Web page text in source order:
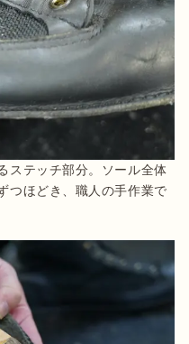
ステッチ部分。ソール全体
つほどき、職人の手作業で